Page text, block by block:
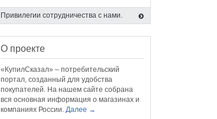
Привилегии сотрудничества с нами.
О проекте
«КупилСказал» – потребительский
портал, созданный для удобства
покупателей. На нашем сайте собрана
вся основная информация о магазинах и
компаниях России. Далее →